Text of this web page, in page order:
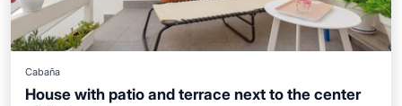
Cabaña
House with patio and terrace next to the center
Balcón/Terraza
Cocina